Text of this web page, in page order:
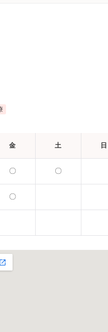
金 土 日
〇 〇
〇